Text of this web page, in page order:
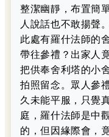
整潔幽靜，布置簡
人說話也不敢揚聲
此處有羅什法師的
帶往參禮？出家人
把供奉舍利塔的小
拍照留念。眾人參
久未能平服，只覺
庭，羅什法師是中
的，但因緣際會，